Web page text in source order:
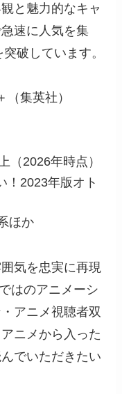
と魅力的なキャ
速に人気を集
破しています。
集英社）
（2026年時点）
！2023年版オト
ほか
気を忠実に再現
はのアニメーシ
アニメ視聴者双
ニメから入った
でいただきたい